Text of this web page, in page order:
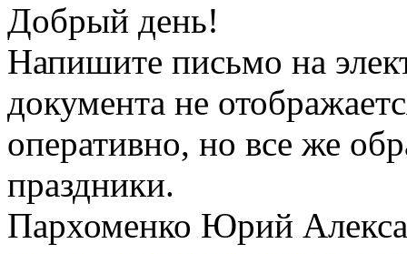
Добрый день!
Напишите письмо на
документа не
оперативно, но все же
праздники.
Пархоменко Юрий